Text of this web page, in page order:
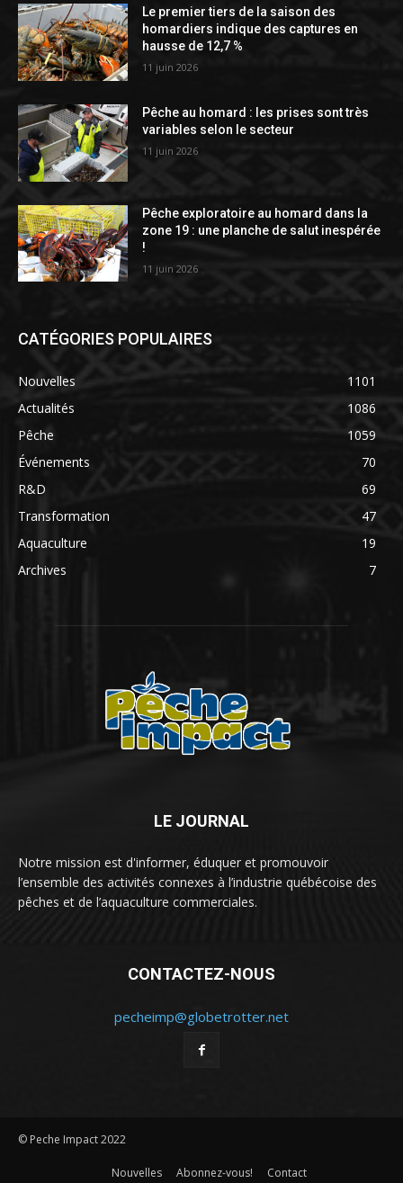
Le premier tiers de la saison des
homardiers indique des captures en
hausse de 12,7 %
11 juin 2026
Pêche au homard : les prises sont très
variables selon le secteur
11 juin 2026
Pêche exploratoire au homard dans la
zone 19 : une planche de salut inespérée
!
11 juin 2026
CATÉGORIES POPULAIRES
Nouvelles
1101
Actualités
1086
Pêche
1059
Événements
70
R&D
69
Transformation
47
Aquaculture
19
Archives
7
LE JOURNAL
Notre mission est d'informer, éduquer et promouvoir
l’ensemble des activités connexes à l’industrie québécoise des
pêches et de l’aquaculture commerciales.
CONTACTEZ-NOUS
pecheimp@globetrotter.net
© Peche Impact 2022
Nouvelles Abonnez-vous! Contact